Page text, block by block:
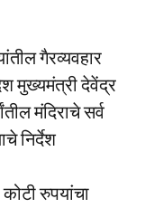
गैरव्यवहार
मुख्यमंत्री देवेंद्र
मंदिराचे सर्व
निर्देश
कोटी रुपयांचा